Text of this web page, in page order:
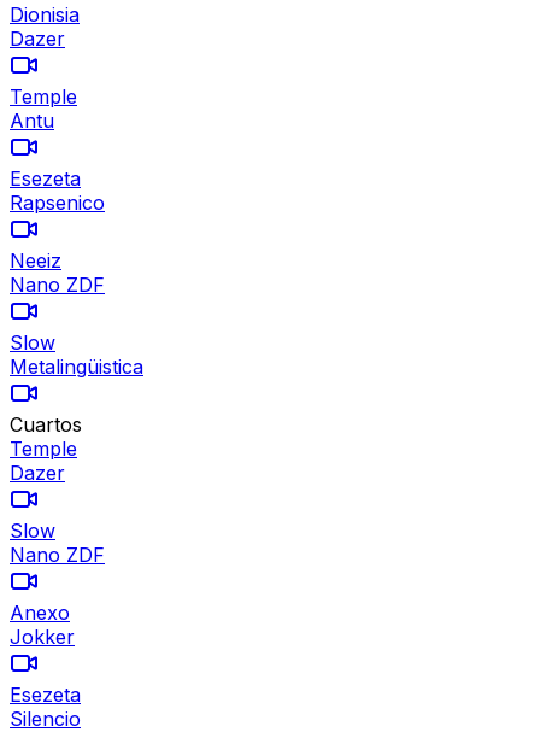
Dionisia
Dazer
Temple
Antu
Esezeta
Rapsenico
Neeiz
Nano ZDF
Slow
Metalingüistica
Cuartos
Temple
Dazer
Slow
Nano ZDF
Anexo
Jokker
Esezeta
Silencio